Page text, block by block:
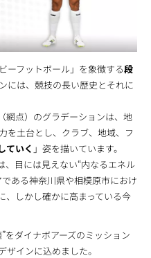
ーフットボール」を象徴する段
には、競技の長い歴史とそれに
網点）のグラデーションは、地
を土台とし、クラブ、地域、フ
ていく 」姿を描いています。
、目には見えない“内なるエネル
ある神奈川県や相模原市におけ
、しかし確かに高まっている今
をダイナボアーズのミッション
インに込めました。